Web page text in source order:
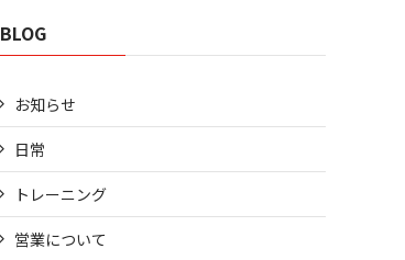
BLOG
お知らせ
日常
トレーニング
営業について